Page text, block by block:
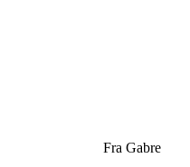
Fra Gabre